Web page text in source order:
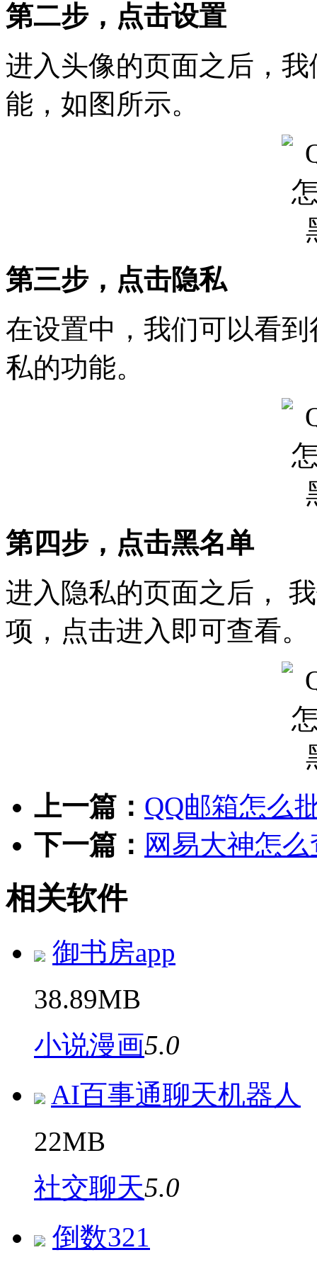
第二步，点击设置
进入头像的页面之后，
能，如图所示。
第三步，点击隐私
在设置中，我们可以看
私的功能。
第四步，点击黑名单
进入隐私的页面之后，
项，点击进入即可查看。
上一篇： QQ邮箱怎么
下一篇： 网易大神怎
相关软件
御书房app
38.89MB
小说漫画5.0
AI百事通聊天机器人
22MB
社交聊天5.0
倒数321